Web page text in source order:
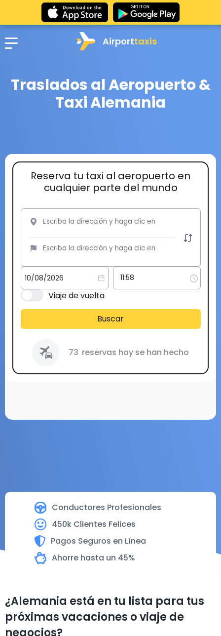
Airporttaxis
Traslados al Aeropuerto &
Taxi Alemania
Conductores Profesionales
450k Clientes Felices
Pagos Seguros en Línea
Ahorre hasta un 45%
Reserva tu taxi al aeropuerto en
cualquier parte del mundo
Viaje de vuelta
Buscar
73 reservas hoy se han hecho
¿Alemania está en tu lista para tus
próximas vacaciones o viaje de
negocios?